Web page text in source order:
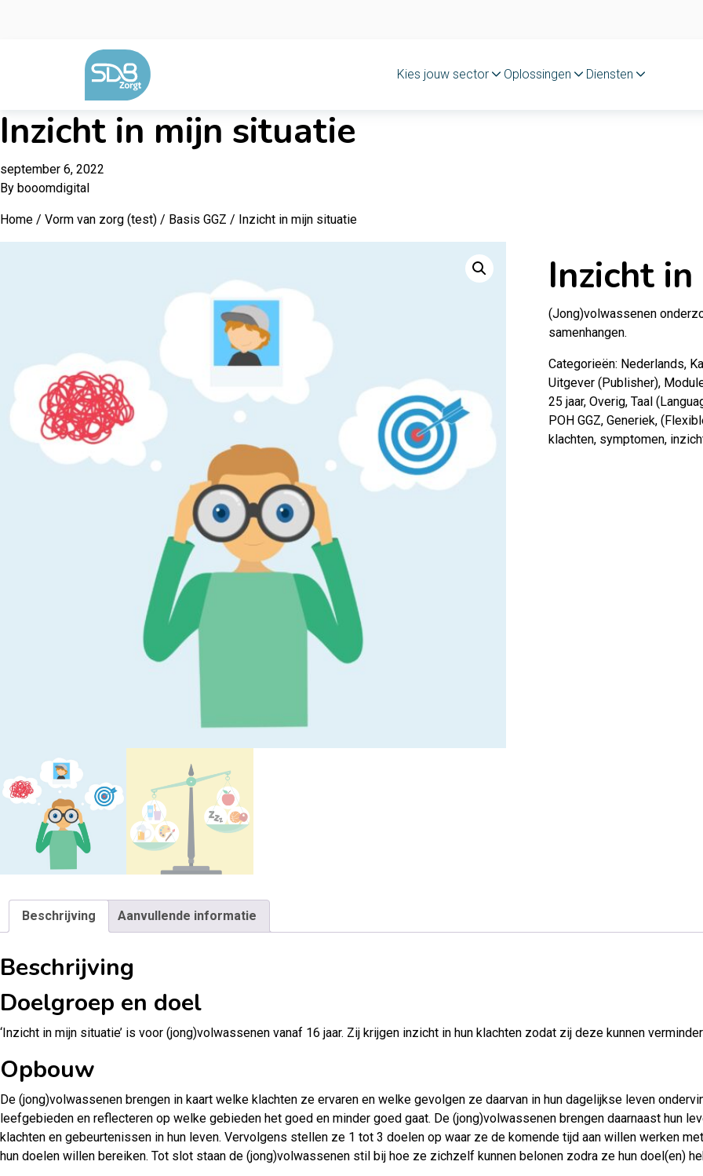
Kies jouw sector Oplossingen Diensten
Inzicht in mijn situatie
september 6, 2022
By booomdigital
Home / Vorm van zorg (test) / Basis GGZ / Inzicht in mijn situatie
Inzicht
(Jong)volwassenen
samenhangen.
Categorieën: Nederlands,
Uitgever (Publisher),
25 jaar, Overig, Taal
POH GGZ, Generiek,
klachten, symptomen,
Beschrijving Aanvullende informatie
Beschrijving
Doelgroep en doel
‘Inzicht in mijn situatie’ is voor (jong)volwassenen vanaf 16 jaar. Zij krijgen inzicht in hun klachten zodat zij deze kunnen
Opbouw
De (jong)volwassenen brengen in kaart welke klachten ze ervaren en welke gevolgen ze daarvan in hun dagelijkse leven
leefgebieden en reflecteren op welke gebieden het goed en minder goed gaat. De (jong)volwassenen brengen daarnaast hun
klachten en gebeurtenissen in hun leven. Vervolgens stellen ze 1 tot 3 doelen op waar ze de komende tijd aan willen werken
hun doelen willen bereiken. Tot slot staan de (jong)volwassenen stil bij hoe ze zichzelf kunnen belonen zodra ze hun doel(en)